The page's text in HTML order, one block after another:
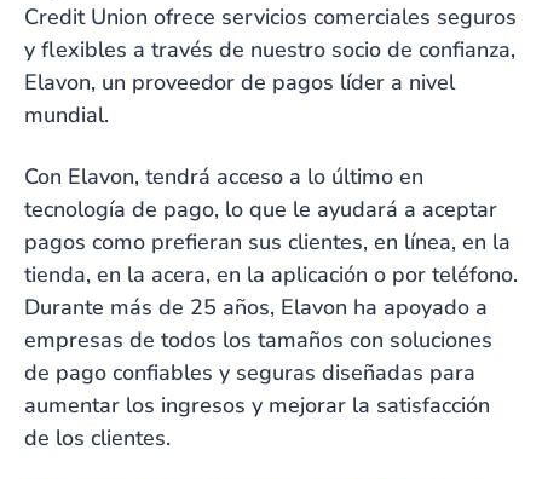
Credit Union ofrece servicios comerciales seguros
y flexibles a través de nuestro socio de confianza,
Elavon, un proveedor de pagos líder a nivel
mundial.
Con Elavon, tendrá acceso a lo último en
tecnología de pago, lo que le ayudará a aceptar
pagos como prefieran sus clientes, en línea, en la
tienda, en la acera, en la aplicación o por teléfono.
Durante más de 25 años, Elavon ha apoyado a
empresas de todos los tamaños con soluciones
de pago confiables y seguras diseñadas para
aumentar los ingresos y mejorar la satisfacción
de los clientes.